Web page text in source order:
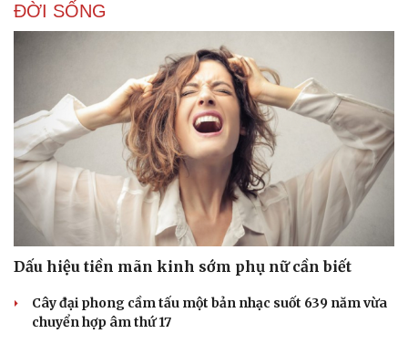
ĐỜI SỐNG
Dấu hiệu tiền mãn kinh sớm phụ nữ cần biết
Cây đại phong cầm tấu một bản nhạc suốt 639 năm vừa
chuyển hợp âm thứ 17